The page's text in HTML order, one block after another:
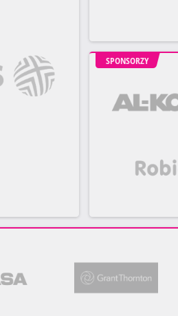
SPONSORZY